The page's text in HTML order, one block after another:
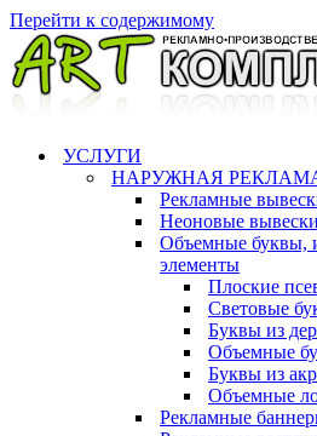
Перейти к содержимому
УСЛУГИ
НАРУЖНАЯ
Рекламные
Неоновые вывески
Объемные буквы,
элементы
Плоские
Световые
Буквы из
Объемные
Буквы из
Объемные
Рекламные